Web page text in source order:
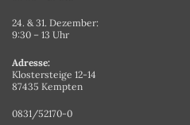
24. & 31. Dezember:
9:30 – 13 Uhr
Adresse:
Klostersteige 12-14
87435 Kempten
0831/52170-0